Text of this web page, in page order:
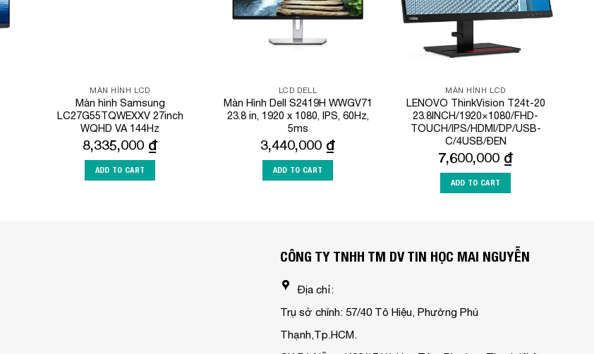
MÀN HÌNH LCD
Màn hình Samsung
LC27G55TQWEXXV 27inch
WQHD VA 144Hz
8,335,000 ₫
ADD TO CART
LCD DELL
Màn Hình Dell S2419H WWGV71
23.8 in, 1920 x 1080, IPS, 60Hz,
5ms
3,440,000 ₫
ADD TO CART
MÀN HÌNH LCD
LENOVO ThinkVision T24t-20
23.8INCH/1920×1080/FHD-
TOUCH/IPS/HDMI/DP/USB-
C/4USB/ĐEN
7,600,000 ₫
ADD TO CART
CÔNG TY TNHH TM DV TIN HỌC MAI NGUYỄN
Địa chỉ:
Trụ sở chính: 57/40 Tô Hiệu, Phường Phú
Thạnh,Tp.HCM.